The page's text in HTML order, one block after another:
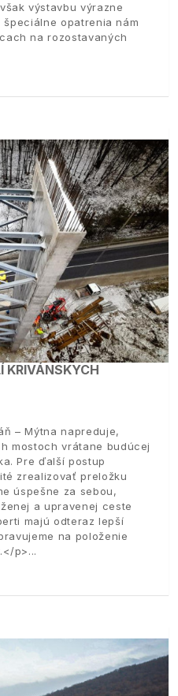
výstavbu výrazne
opatrenia nám
na rozostavaných
KRIVÁNSKYCH
– Mýtna napreduje,
mostoch vrátane budúcej
Pre ďalší postup
zrealizovať preložku
úspešne za sebou,
a upravenej ceste
majú odteraz lepší
na položenie
p>